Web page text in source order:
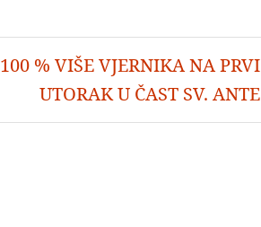
100 % VIŠE VJERNIKA NA PRVI
UTORAK U ČAST SV. ANTE